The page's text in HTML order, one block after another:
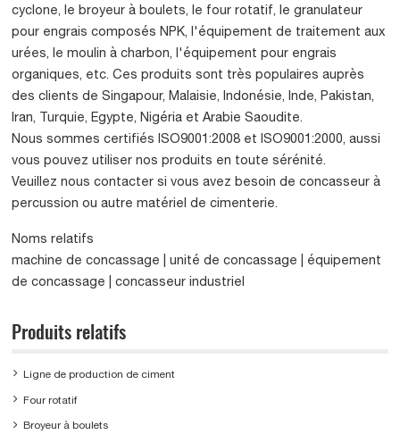
cyclone, le broyeur à boulets, le four rotatif, le granulateur
pour engrais composés NPK, l'équipement de traitement aux
urées, le moulin à charbon, l'équipement pour engrais
organiques, etc. Ces produits sont très populaires auprès
des clients de Singapour, Malaisie, Indonésie, Inde, Pakistan,
Iran, Turquie, Egypte, Nigéria et Arabie Saoudite.
Nous sommes certifiés ISO9001:2008 et ISO9001:2000, aussi
vous pouvez utiliser nos produits en toute sérénité.
Veuillez nous contacter si vous avez besoin de concasseur à
percussion ou autre matériel de cimenterie.
Noms relatifs
machine de concassage | unité de concassage | équipement
de concassage | concasseur industriel
Produits relatifs
Ligne de production de ciment
Four rotatif
Broyeur à boulets